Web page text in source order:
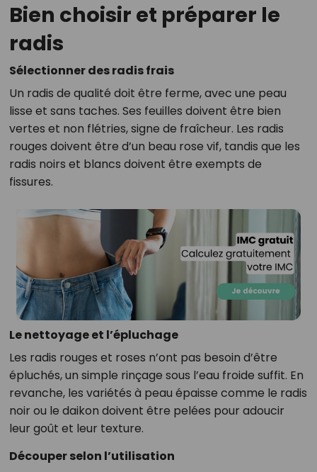
Bien choisir et préparer le
radis
Sélectionner des radis frais
Un radis de qualité doit être ferme, avec une peau
lisse et sans taches. Ses feuilles doivent être bien
vertes et non flétries, signe de fraîcheur. Les radis
rouges doivent être d’un beau rose vif, tandis que les
radis noirs et blancs doivent être exempts de
fissures.
Le nettoyage et l’épluchage
Les radis rouges et roses n’ont pas besoin d’être
épluchés, un simple rinçage sous l’eau froide suffit. En
revanche, les variétés à peau épaisse comme le radis
noir ou le daikon doivent être pelées pour adoucir
leur goût et leur texture.
Découper selon l’utilisation